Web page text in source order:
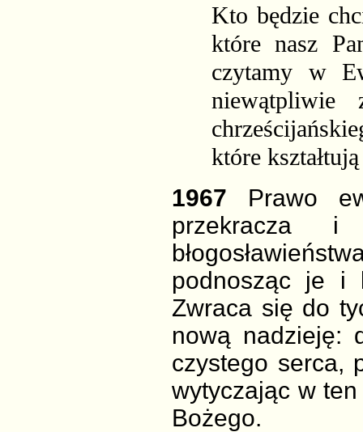
Kto będzie
które nasz
czytamy w
które
1967 Prawo
przekracza
podnosząc je i
Zwraca się do
nową nadzieję:
czystego serca,
wytyczając w
Bożego.